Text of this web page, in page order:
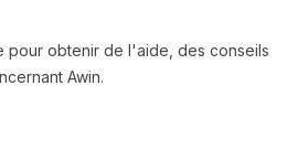
pour obtenir de l'aide, des conseils
Awin.